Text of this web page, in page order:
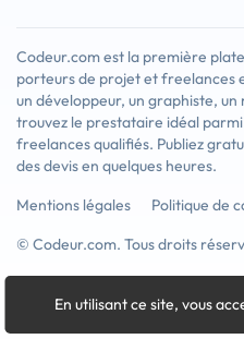
Codeur.com est la première
porteurs de projet et freelances
un développeur, un graphiste,
trouvez le prestataire idéal
freelances qualifiés. Publiez
des devis en quelques heures.
Mentions légales
Politique de
© Codeur.com. Tous droits
En utilisant ce site, vous